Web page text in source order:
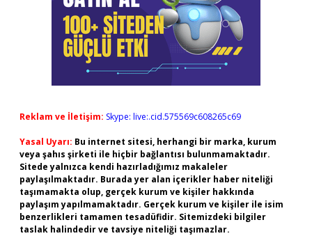
Reklam ve İletişim: Skype: live:.cid.575569c608265c69
Yasal Uyarı: Bu internet sitesi, herhangi bir marka, kurum
veya şahıs şirketi ile hiçbir bağlantısı bulunmamaktadır.
Sitede yalnızca kendi hazırladığımız makaleler
paylaşılmaktadır. Burada yer alan içerikler haber niteliği
taşımamakta olup, gerçek kurum ve kişiler hakkında
paylaşım yapılmamaktadır. Gerçek kurum ve kişiler ile isim
benzerlikleri tamamen tesadüfidir. Sitemizdeki bilgiler
taslak halindedir ve tavsiye niteliği taşımazlar.